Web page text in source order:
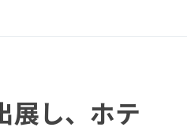
展し、ホテ